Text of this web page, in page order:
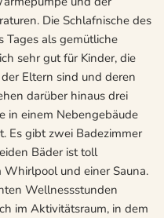
Die Schlafnische des
Tages als gemütliche
sehr gut für Kinder, die
Eltern sind und deren
darüber hinaus drei
in einem Nebengebäude
Es gibt zwei Badezimmer
Bäder ist toll
und einer Sauna.
Wellnessstunden
im Aktivitätsraum, in dem